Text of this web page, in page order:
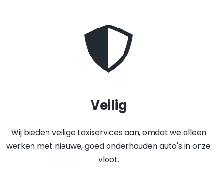
Veilig
Wij bieden veilige taxiservices aan, omdat we alleen
werken met nieuwe, goed onderhouden auto's in onze
vloot.